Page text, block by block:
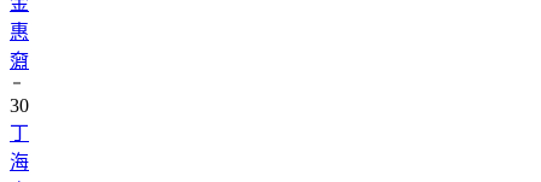
奫
30
丁
海
寅
1